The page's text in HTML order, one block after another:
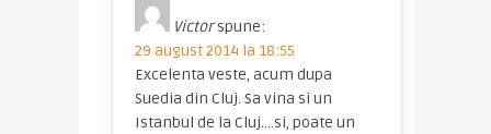
Victor spune:
29 august 2014 la 18:55
Excelenta veste, acum dupa
Suedia din Cluj. Sa vina si un
Istanbul de la Cluj….si, poate un